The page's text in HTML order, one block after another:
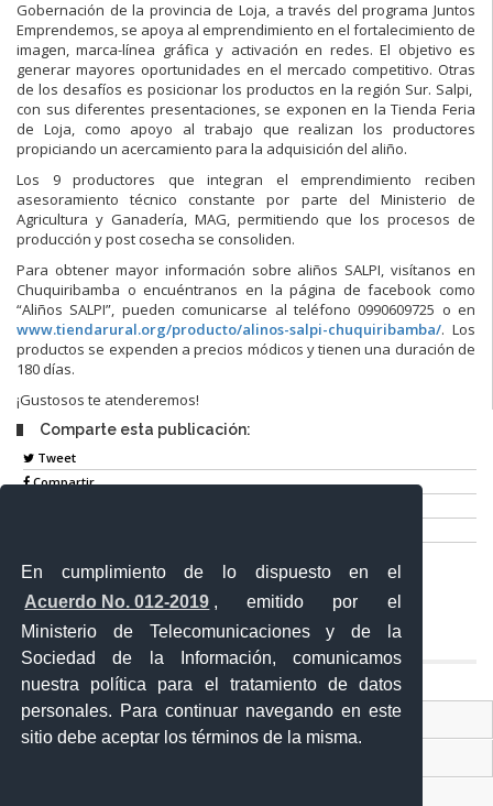
En cumplimiento de lo dispuesto en el
Acuerdo No. 012-2019 , emitido por el
Ministerio de Telecomunicaciones y de la
Sociedad de la Información, comunicamos
nuestra política para el tratamiento de datos
personales. Para continuar navegando en este
sitio debe aceptar los términos de la misma.
Gobernación de la provincia de Loja, a través del programa Juntos
Emprendemos, se apoya al emprendimiento en el fortalecimiento de
imagen, marca-línea gráfica y activación en redes. El objetivo es
generar mayores oportunidades en el mercado competitivo. Otras
de los desafíos es posicionar los productos en la región Sur. Salpi,
con sus diferentes presentaciones, se exponen en la Tienda Feria
de Loja, como apoyo al trabajo que realizan los productores
propiciando un acercamiento para la adquisición del aliño.
Los 9 productores que integran el emprendimiento reciben
asesoramiento técnico constante por parte del Ministerio de
Agricultura y Ganadería, MAG, permitiendo que los procesos de
producción y post cosecha se consoliden.
Para obtener mayor información sobre aliños SALPI, visítanos en
Chuquiribamba o encuéntranos en la página de facebook como
“Aliños SALPI”, pueden comunicarse al teléfono 0990609725 o en
www.tiendarural.org/producto/alinos-salpi-chuquiribamba/. Los
productos se expenden a precios módicos y tienen una duración de
180 días.
¡Gustosos te atenderemos!
Comparte esta publicación:
Tweet
Compartir
Entérate
Contacto Ciudadano Digital